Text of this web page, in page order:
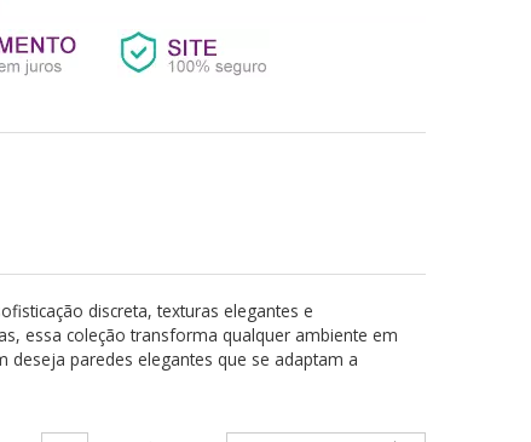
discreta, texturas elegantes e
essa coleção transforma qualquer ambiente em
deseja paredes elegantes que se adaptam a